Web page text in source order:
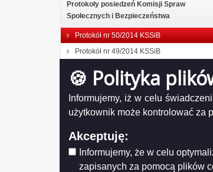
🍪 Polityka
Informujemy, iż w celu
użytkownik może kontrolować za
Akceptuję:
Informujemy, że w celu
zapisanych za pomocą plików
Protokoły posiedzeń Komisji Spraw
Społecznych i Bezpieczeństwa
Protokół nr 50/2014 KSSiB
Protokół nr 49/2014 KSSiB
Protokół nr 47/2014 KSSiB
Protokół nr 46/2014 KSSiB
Protokół nr 45/2014 KSSiB
Protokół nr 44/2014 KSSiB
Protokół nr 43/2014 KSSiS
Protokół nr 42/2014 KSSiB